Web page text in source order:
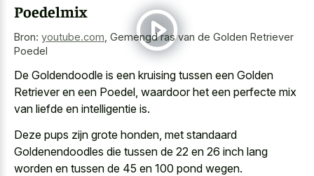
Poedelmix
Bron: youtube.com Gemengd ras van de Golden Retriever
Poedel
De Goldendoodle is een kruising tussen een Golden
Retriever en een Poedel, waardoor het een perfecte mix
van liefde en intelligentie is.
Deze pups zijn grote honden, met standaard
Goldenendoodles die tussen de 22 en 26 inch lang
worden en tussen de 45 en 100 pond wegen.